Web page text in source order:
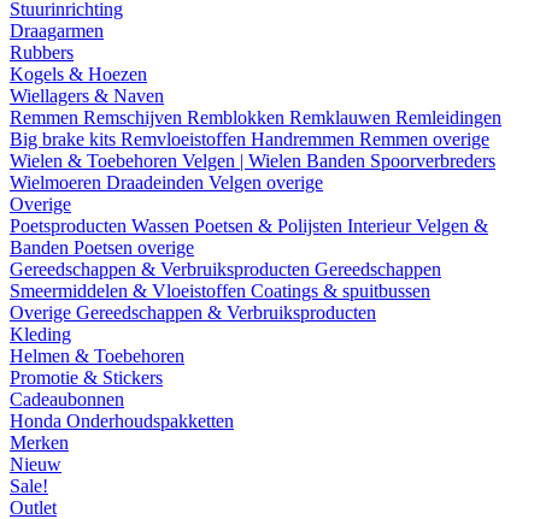
Stuurinrichting
Draagarmen
Rubbers
Kogels & Hoezen
Wiellagers & Naven
Remmen Remschijven Remblokken Remklauwen Remleidingen
Big brake kits Remvloeistoffen Handremmen Remmen overige
Wielen & Toebehoren Velgen | Wielen Banden Spoorverbreders
Wielmoeren Draadeinden Velgen overige
Overige
Poetsproducten Wassen Poetsen & Polijsten InterieurVelgen &
Banden Poetsen overige
Gereedschappen & Verbruiksproducten Gereedschappen
Smeermiddelen & Vloeistoffen Coatings & spuitbussen
Overige Gereedschappen & Verbruiksproducten
Kleding
Helmen & Toebehoren
Promotie & Stickers
Cadeaubonnen
Honda Onderhoudspakketten
Merken
Nieuw
Sale!
Outlet